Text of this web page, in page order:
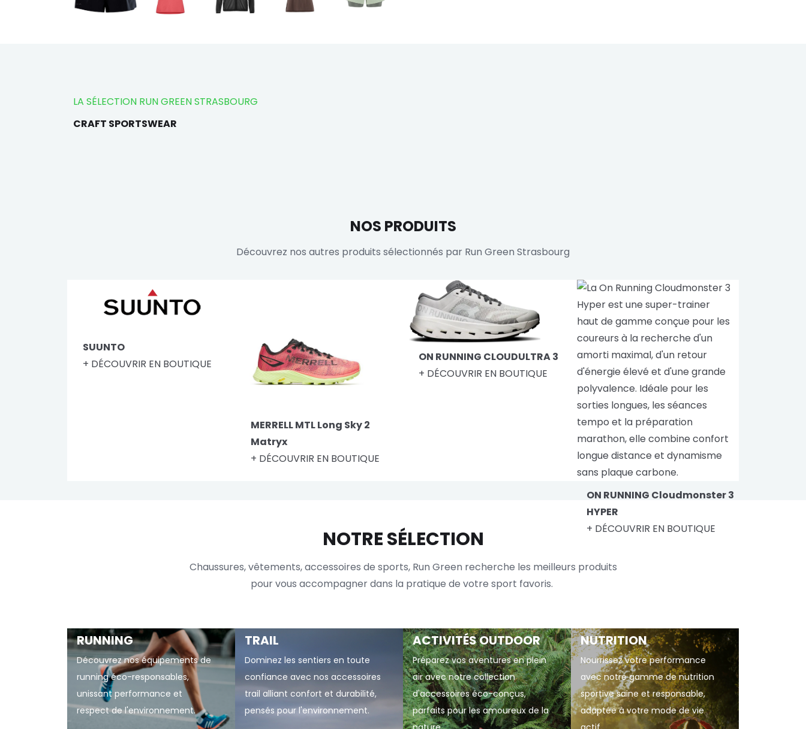
LA SÉLECTION RUN GREEN STRASBOURG
CRAFT SPORTSWEAR
NOS PRODUITS
Découvrez nos autres produits sélectionnés par Run Green Strasbourg
SUUNTO
+ DÉCOUVRIR EN BOUTIQUE
MERRELL MTL Long Sky 2
Matryx
+ DÉCOUVRIR EN BOUTIQUE
ON RUNNING CLOUDULTRA 3
+ DÉCOUVRIR EN BOUTIQUE
ON RUNNING Cloudmonster 3
HYPER
+ DÉCOUVRIR EN BOUTIQUE
NOTRE SÉLECTION
Chaussures, vêtements, accessoires de sports, Run Green recherche les meilleurs produits
pour vous accompagner dans la pratique de votre sport favoris.
RUNNING
Découvrez nos équipements de
running éco-responsables,
unissant performance et
respect de l'environnement.
TRAIL
Dominez les sentiers en toute
confiance avec nos accessoires
trail alliant confort et durabilité,
pensés pour l'environnement.
ACTIVITÉS OUTDOOR
Préparez vos aventures en plein
air avec notre collection
d'accessoires éco-conçus,
parfaits pour les amoureux de la
NUTRITION
Nourrissez votre performance
avec notre gamme de nutrition
sportive saine et responsable,
adaptée à votre mode de vie